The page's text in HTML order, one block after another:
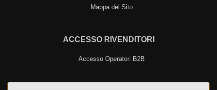
Mappa del Sito
ACCESSO RIVENDITORI
Accesso Operatori B2B